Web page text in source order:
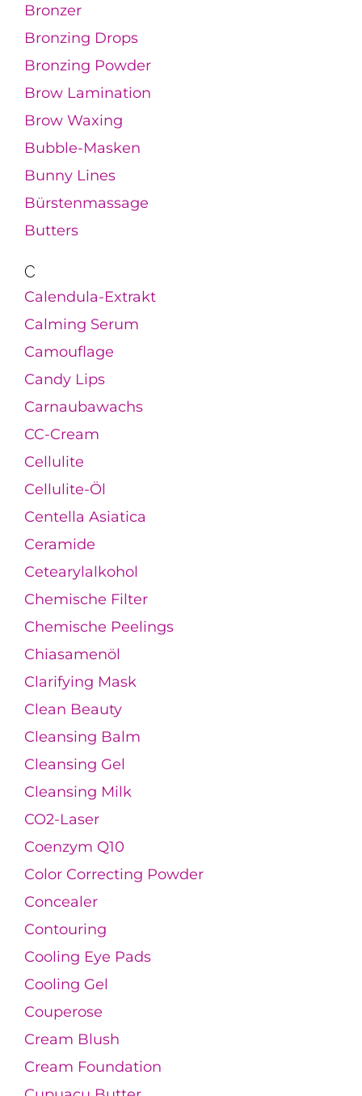
Bronzer
Bronzing Drops
Bronzing Powder
Brow Lamination
Brow Waxing
Bubble-Masken
Bunny Lines
Bürstenmassage
Butters
C
Calendula-Extrakt
Calming Serum
Camouflage
Candy Lips
Carnaubawachs
CC-Cream
Cellulite
Cellulite-Öl
Centella Asiatica
Ceramide
Cetearylalkohol
Chemische Filter
Chemische Peelings
Chiasamenöl
Clarifying Mask
Clean Beauty
Cleansing Balm
Cleansing Gel
Cleansing Milk
CO2-Laser
Coenzym Q10
Color Correcting Powder
Concealer
Contouring
Cooling Eye Pads
Cooling Gel
Couperose
Cream Blush
Cream Foundation